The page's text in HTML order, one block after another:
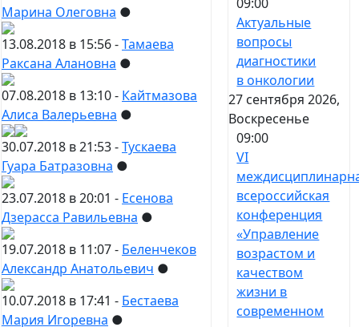
Марина Олеговна ●
13.08.2018 в 15:56 -Тамаева
Раксана Алановна ●
07.08.2018 в 13:10 - Кайтмазова
Алиса Валерьевна ●
30.07.2018 в 21:53 -Тускаева
Гуара Батразовна ●
23.07.2018 в 20:01 - Есенова
Дзерасса Равильевна ●
19.07.2018 в 11:07 - Беленчеков
Александр Анатольевич ●
10.07.2018 в 17:41 - Бестаева
Мария Игоревна ●
Актуальные
вопросы
диагностики
в онкологии
27 сентября 2026,
Воскресенье
09:00
VI
всероссийская
конференция
«Управление
возрастом и
качеством
жизни в
современном